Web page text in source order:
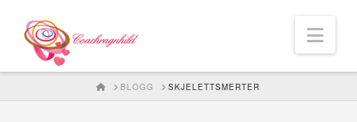
HOMEBLOGG SKJELETTSMERTER